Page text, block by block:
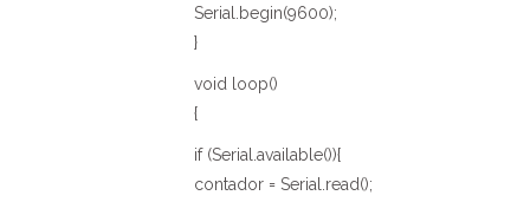
Serial.begin(9600);
}
void loop()
{
if (Serial.available()){
contador = Serial.read();